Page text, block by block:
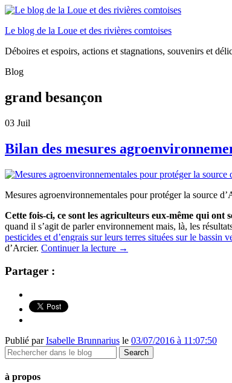
Le blog de la Loue et des rivières comtoises
Déboires et espoirs, actions et stagnations, souvenirs et
Blog
grand besançon
03 Juil
Bilan des mesures
Mesures agroenvironnementales pour protéger la source
Cette fois-ci, ce sont les agriculteurs eux-même qui
quand il s’agit de parler environnement mais, là, les
pesticides et d’engrais sur leurs terres situées sur le bassin
d’Arcier. Continuer la lecture →
Partager :
Publié parIsabelle Brunnarius le 03/07/2016 à 11:07:50
à propos